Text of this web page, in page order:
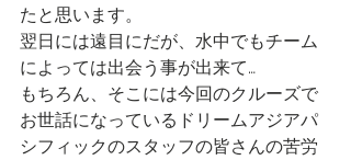
たと思います。
翌日には遠目にだが、水中でもチーム
によっては出会う事が出来て…
もちろん、そこには今回のクルーズで
お世話になっているドリームアジアパ
シフィックのスタッフの皆さんの苦労